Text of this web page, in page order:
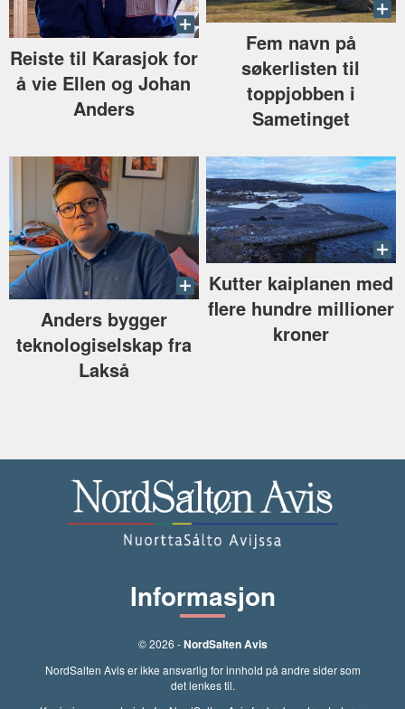
Reiste til Karasjok for
å vie Ellen og Johan
Anders
Fem navn på
søkerlisten til
toppjobben i
Sametinget
Anders bygger
teknologiselskap fra
Lakså
Kutter kaiplanen med
flere hundre millioner
kroner
Informasjon
© 2026 -NordSalten Avis
NordSalten Avis er ikke ansvarlig for innhold på andre sider som
det lenkes til.